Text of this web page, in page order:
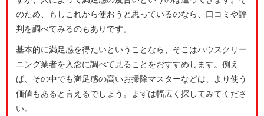
のため、もしこれから使おうと思っているのなら、口コミや評
判を調べてみるのもありです。
基本的に満足感を得たいということなら、そこはハウスクリー
ニング業者を入念に調べて見ることをおすすめします。例え
ば、その中でも満足感の高いお掃除マスターなどは、より使う
価値もあると言えるでしょう。まずは幅広く探してみてくださ
い。